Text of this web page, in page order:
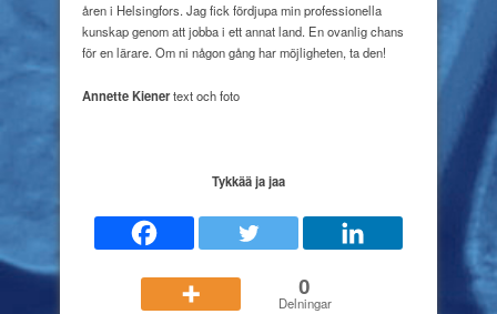
åren i Helsingfors. Jag fick fördjupa min professionella
kunskap genom att jobba i ett annat land. En ovanlig chans
för en lärare. Om ni någon gång har möjligheten, ta den!
Annette Kienertext och foto
Tykkää ja jaa
0
Delningar